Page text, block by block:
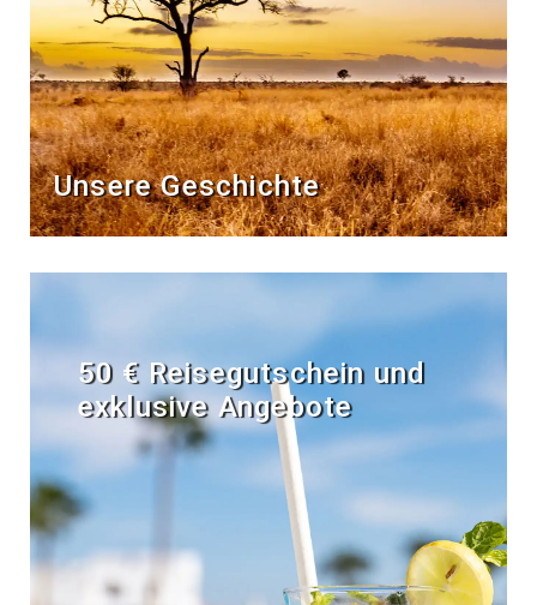
Unsere Geschichte
50 € Reisegutschein und
exklusive Angebote